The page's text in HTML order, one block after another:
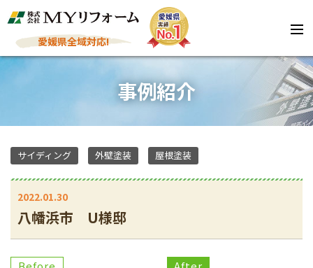
愛媛県全域対応!
事例紹介
サイディング 外壁塗装 屋根塗装
2022.01.30
八幡浜市 U様邸